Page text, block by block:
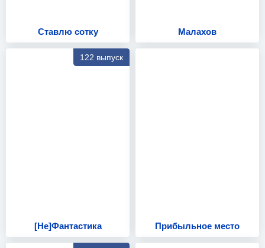
Ставлю сотку Малахов
122 выпуск
[Не]Фантастика Прибыльное место